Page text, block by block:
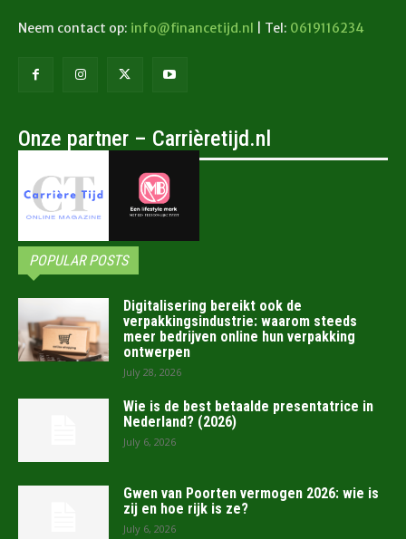
Neem contact op: info@financetijd.nl | Tel: 0619116234
Onze partner – Carrièretijd.nl
POPULAR POSTS
Digitalisering bereikt ook de
verpakkingsindustrie: waarom steeds
meer bedrijven online hun verpakking
ontwerpen
July 28, 2026
Wie is de best betaalde presentatrice in
Nederland? (2026)
July 6, 2026
Gwen van Poorten vermogen 2026: wie is
zij en hoe rijk is ze?
July 6, 2026